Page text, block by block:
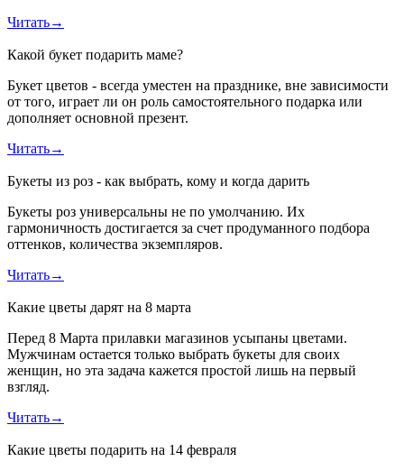
Читать→
Какой букет подарить маме?
Букет цветов - всегда уместен на празднике, вне зависимости
от того, играет ли он роль самостоятельного подарка или
дополняет основной презент.
Читать→
Букеты из роз - как выбрать, кому и когда дарить
Букеты роз универсальны не по умолчанию. Их
гармоничность достигается за счет продуманного подбора
оттенков, количества экземпляров.
Читать→
Какие цветы дарят на 8 марта
Перед 8 Марта прилавки магазинов усыпаны цветами.
Мужчинам остается только выбрать букеты для своих
женщин, но эта задача кажется простой лишь на первый
взгляд.
Читать→
Какие цветы подарить на 14 февраля